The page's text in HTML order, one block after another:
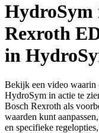
HydroSym
Rexroth
in
Bekijk een video waarin
HydroSym in actie te
Bosch Rexroth als
waarden kunt
en specifieke